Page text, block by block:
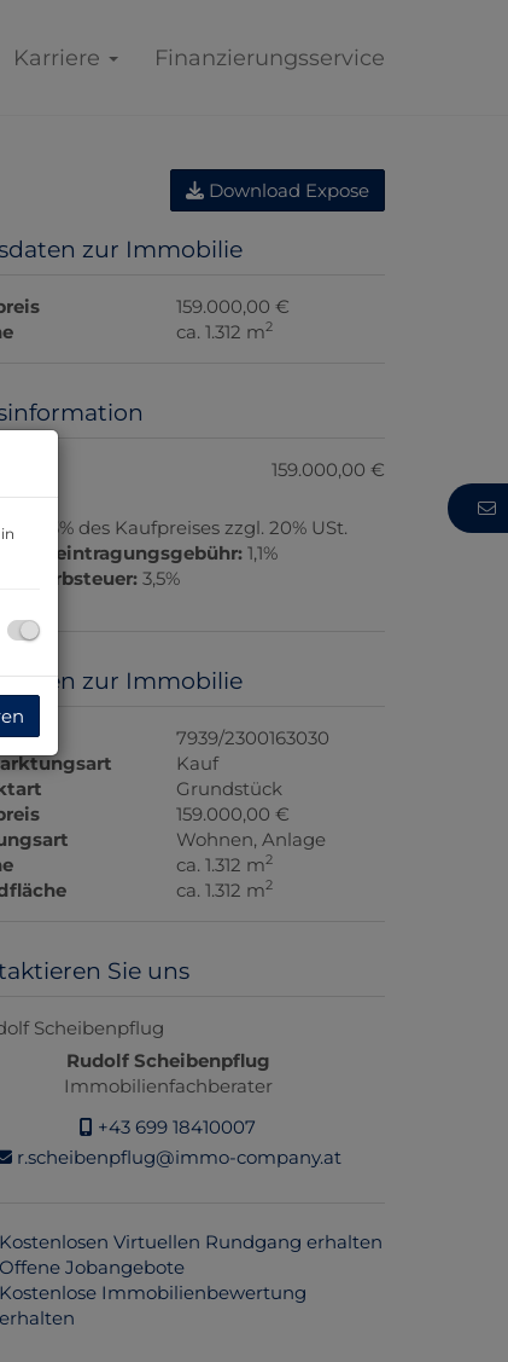
Karriere Finanzierungsservice
Download Expose
zur Immobilie
159.000,00 €
ca. 1.312 m2
159.000,00 €
3% des Kaufpreises zzgl. 20% USt.
1,1%
3,5%
zur Immobilie
7939/2300163030
Kauf
Grundstück
159.000,00 €
Wohnen Anlage
ca. 1.312 m2
ca. 1.312 m2
Sie uns
Rudolf Scheibenpflug
Immobilienfachberater
+43 699 18410007
r.scheibenpflug@immo-company.at
Kostenlosen Virtuellen Rundgang erhalten
Offene Jobangebote
Kostenlose Immobilienbewertung
erhalten